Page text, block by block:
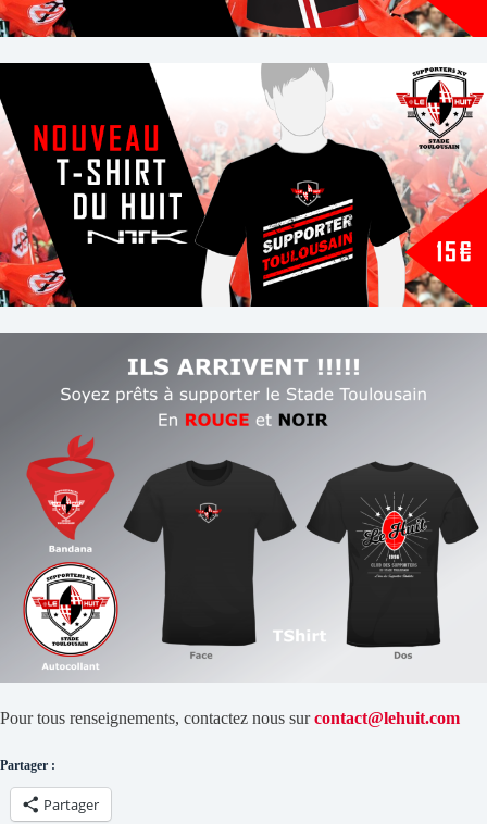
Pour tous renseignements, contactez nous surcontact@lehuit.com
Partager :
Partager